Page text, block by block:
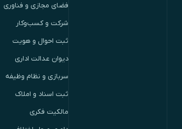
فضای مجازی و فناوری
شرکت و کسب‌وکار
ثبت احوال و هویت
دیوان عدالت اداری
سربازی و نظام وظیفه
ثبت اسناد و املاک
مالکیت فکری